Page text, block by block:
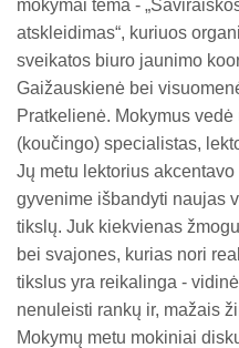
mokymai tema -
atskleidimas“, kuriuos
sveikatos biuro jaunimo
Gaižauskienė bei
Pratkelienė. Mokymus
(koučingo) specialistas,
Jų metu lektorius
gyvenime išbandyti naujas
tikslų. Juk kiekvienas
bei svajones, kurias nori
tikslus yra reikalinga -
nenuleisti rankų ir, mažais
Mokymų metu mokiniai